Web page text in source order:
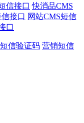
信接口 快消品CMS
信接口 网站CMS短信
口
短信验证码 营销短信